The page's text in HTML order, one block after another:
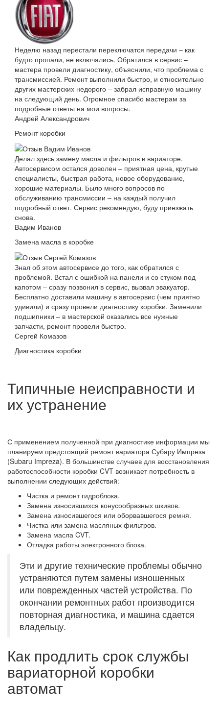
Неделю назад перестали переключатся передачи – как
будто пропали, не включались. Обратился в сервис –
мастера провели диагностику, объяснили, что проблема с
трансмиссией. Ремонт выполнили быстро, и относительно
других мастерских недорого – забрал исправную машину
на следующий день. Огромное спасибо мастерам за
подробные ответы на мои вопросы.
Андрей Александрович
Ремонт коробки
Делал здесь замену масла и фильтров в вариаторе.
Автосервисом остался доволен – приятная цена, крутые
специалисты, быстрая работа, новое оборудование,
хорошие материалы. Было много вопросов по
обслуживанию трансмиссии – на каждый получил
подробный ответ. Сервис рекомендую, буду приезжать
снова.
Вадим Иванов
Замена масла в коробке
Знал об этом автосервисе до того, как обратился с
проблемой. Встал с ошибкой на панели и со стуком под
капотом – сразу позвонил в сервис, вызвал эвакуатор.
Бесплатно доставили машину в автосервис (чем приятно
удивили) и сразу провели диагностику коробки. Заменили
подшипники – в мастерской оказались все нужные
запчасти, ремонт провели быстро.
Сергей Комазов
Диагностика коробки
Типичные неисправности и
их устранение
С применением полученной при диагностике информации мы
планируем предстоящий ремонт вариатора Субару Импреза
(Subaru Impreza). В большинстве случаев для восстановления
работоспособности коробки CVT возникает потребность в
выполнении следующих действий:
Чистка и ремонт гидроблока.
Замена износившихся конусообразных шкивов.
Замена износившегося или оборвавшегося ремня.
Чистка или замена масляных фильтров.
Замена масла CVT.
Отладка работы электронного блока.
Эти и другие технические проблемы обычно
устраняются путем замены изношенных
или поврежденных частей устройства. По
окончании ремонтных работ производится
повторная диагностика, и машина сдается
владельцу.
Как продлить срок службы
вариаторной коробки
автомат